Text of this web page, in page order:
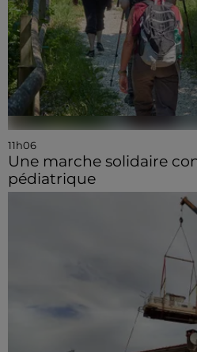
11h06
Une marche solidaire
pédiatrique